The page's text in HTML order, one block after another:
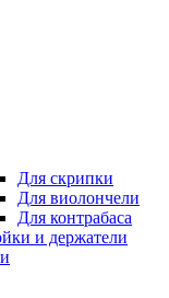
Для скрипки
Для виолончели
Для контрабаса
и держатели